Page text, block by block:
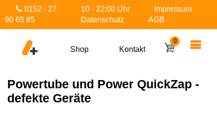
0152 - 27
90 65 85
10 - 22:00 Uhr
Impressum
Datenschutz
AGB
Shop Kontakt
0
Powertube und Power QuickZap -
defekte Geräte